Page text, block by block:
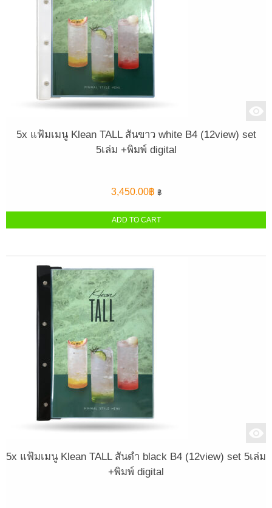
5x แฟ้มเมนู Klean TALL สันขาว white B4 (12view) set
5เล่ม +พิมพ์ digital
3,450.00฿ ฿
ADD TO CART
5x แฟ้มเมนู Klean TALL สันดำ black B4 (12view) set 5เล่ม
+พิมพ์ digital